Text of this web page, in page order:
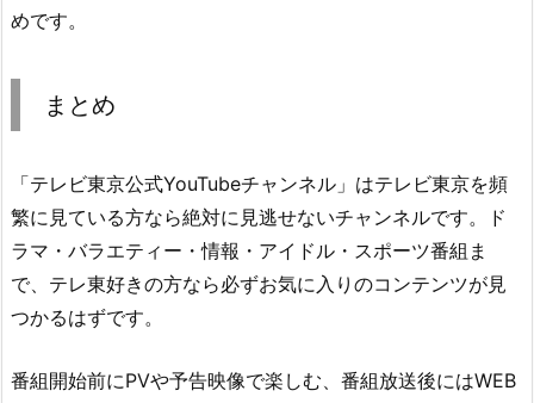
めです。
まとめ
「テレビ東京公式YouTubeチャンネル」はテレビ東京を頻
繁に見ている方なら絶対に見逃せないチャンネルです。ド
ラマ・バラエティー・情報・アイドル・スポーツ番組ま
で、テレ東好きの方なら必ずお気に入りのコンテンツが見
つかるはずです。
番組開始前にPVや予告映像で楽しむ、番組放送後にはWEB